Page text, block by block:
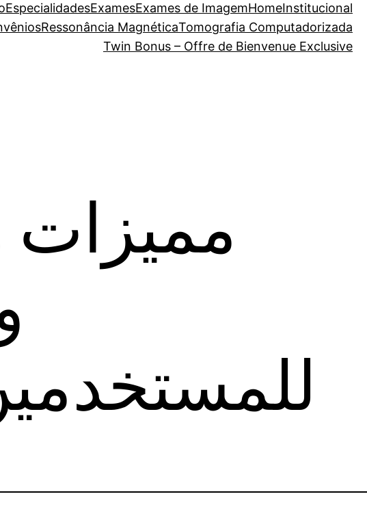
EspecialidadesExamesExames de ImagemHomeInstitucional
Ressonância MagnéticaTomografia Computadorizada
Twin Bonus – Offre de Bienvenue Exclusive
مميزات